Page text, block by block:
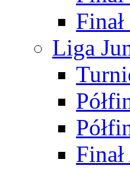
Finał
Liga